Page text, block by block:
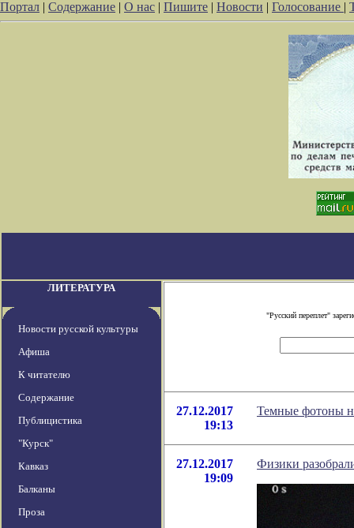
Портал | Содержание | О нас | Пишите | Новости | Голосование |
ЛИТЕРАТУРА
Новости русской культуры
Афиша
К читателю
Содержание
Публицистика
"Курск"
Кавказ
Балканы
Проза
"Русский переплет"
27.12.2017
19:13
Темные фотоны
27.12.2017
19:09
Физики